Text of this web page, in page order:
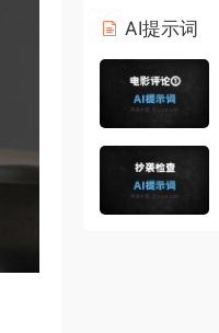
AI提示词